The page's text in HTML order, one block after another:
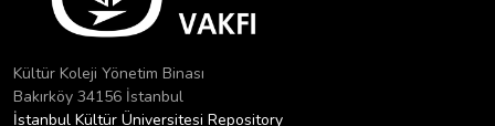
Kültür Koleji Yönetim Binası
Bakırköy 34156 İstanbul
İstanbul Kültür Üniversitesi Repository